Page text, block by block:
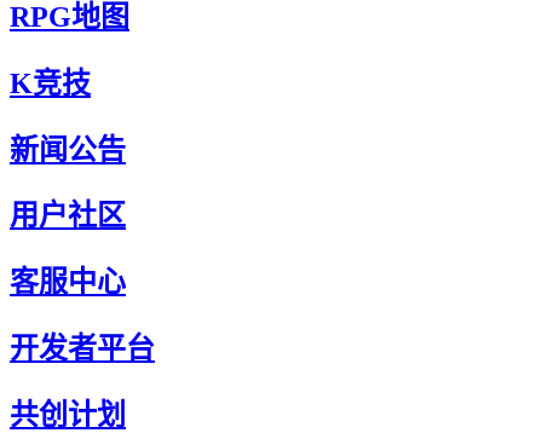
RPG地图
K竞技
新闻公告
用户社区
客服中心
开发者平台
共创计划